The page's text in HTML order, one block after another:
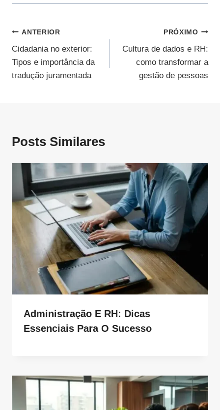
Navegação
De
Post
ANTERIOR
Cidadania no exterior:
Tipos e importância da
tradução juramentada
PRÓXIMO
Cultura de dados e RH:
como transformar a
gestão de pessoas
Posts Similares
Administração E RH: Dicas
Essenciais Para O Sucesso